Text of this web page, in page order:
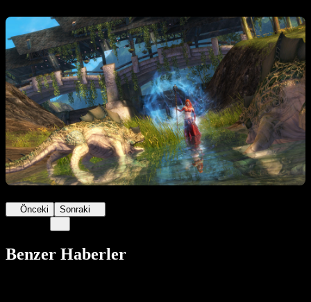
Önceki Sonraki
Benzer Haberler